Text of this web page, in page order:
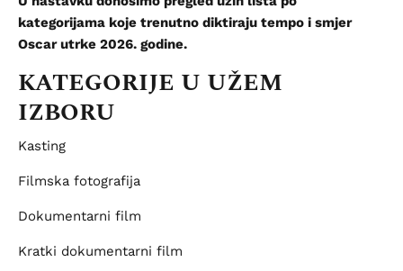
kategorijama koje trenutno diktiraju tempo i smjer
Oscar utrke 2026. godine.
KATEGORIJE U UŽEM
IZBORU
Kasting
Filmska fotografija
Dokumentarni film
Kratki dokumentarni film